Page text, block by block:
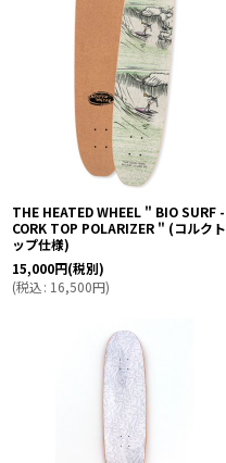
THE HEATED WHEEL " BIO SURF -
CORK TOP POLARIZER " (コルクト
ップ仕様)
15,000円(税別)
(税込: 16,500円)